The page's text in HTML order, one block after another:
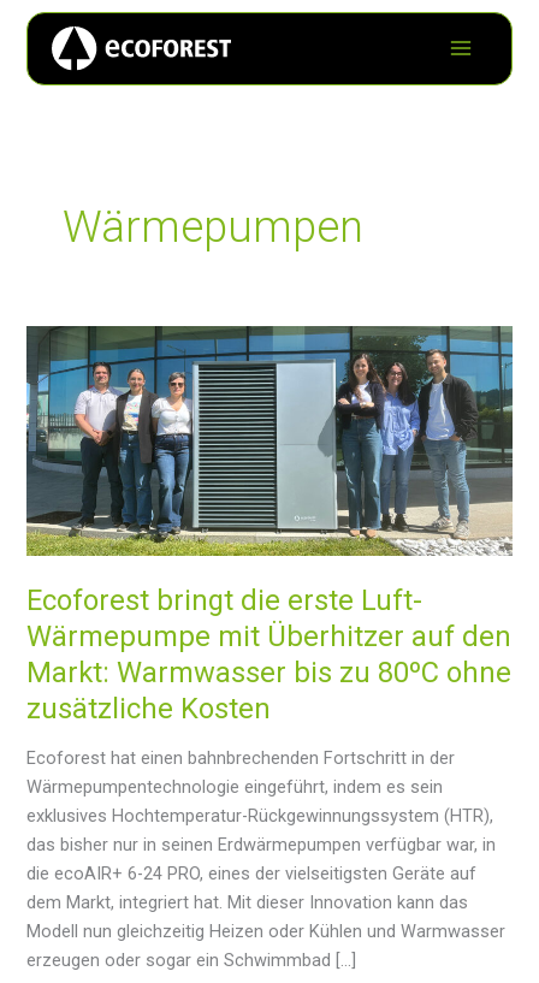
Wärmepumpen
Ecoforest bringt die erste Luft-
Wärmepumpe mit Überhitzer auf den
Markt: Warmwasser bis zu 80ºC ohne
zusätzliche Kosten
Ecoforest hat einen bahnbrechenden Fortschritt in der
Wärmepumpentechnologie eingeführt, indem es sein
exklusives Hochtemperatur-Rückgewinnungssystem (HTR),
das bisher nur in seinen Erdwärmepumpen verfügbar war, in
die ecoAIR+ 6-24 PRO, eines der vielseitigsten Geräte auf
dem Markt, integriert hat. Mit dieser Innovation kann das
Modell nun gleichzeitig Heizen oder Kühlen und Warmwasser
erzeugen oder sogar ein Schwimmbad […]